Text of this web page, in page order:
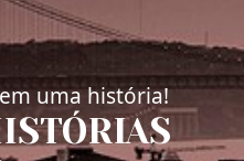
uma história!